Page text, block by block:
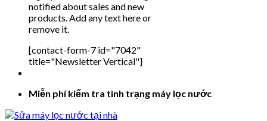
notified about sales and new
products. Add any text here or
remove it.
[contact-form-7 id="7042"
title="Newsletter Vertical"]
Miễn phí kiểm tra tình trạng máy lọc nước